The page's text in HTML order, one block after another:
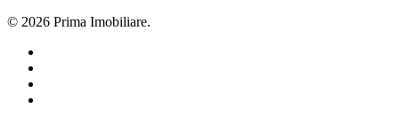
© 2026 Prima Imobiliare.